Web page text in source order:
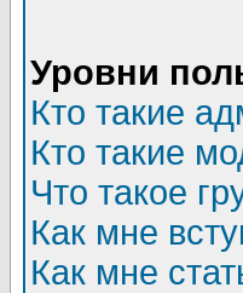
Уровни
Кто такие
Кто такие
Что такое
Как мне
Как мне